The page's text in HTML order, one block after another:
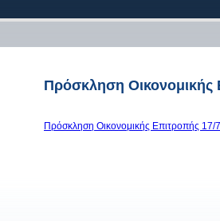
Πρόσκληση Οικονομικής
Πρόσκληση Οικονομικής Επιτροπής 17/